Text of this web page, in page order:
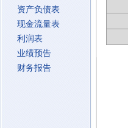
资产负债表
现金流量表
利润表
业绩预告
财务报告